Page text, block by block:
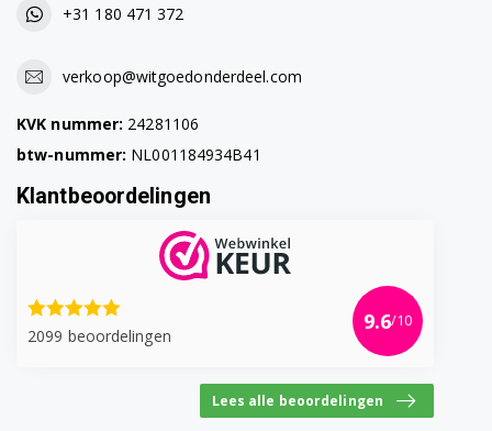
+31 180 471 372
verkoop@witgoedonderdeel.com
KVK nummer: 24281106
btw-nummer: NL001184934B41
Klantbeoordelingen
2099 beoordelingen
9.6/10
Lees alle beoordelingen